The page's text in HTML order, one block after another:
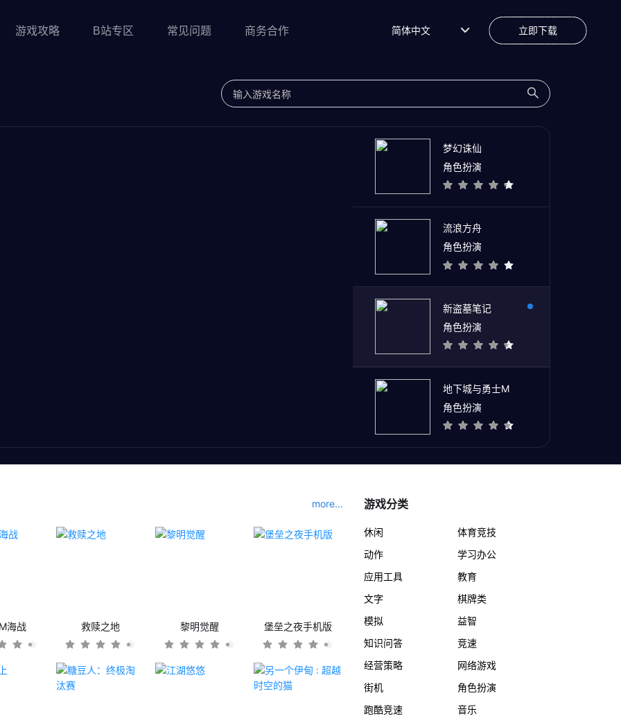
游戏攻略 B站专区 常见问题 商务合作 简体中文 立即下载
梦幻诛仙
角色扮演
流浪方舟
角色扮演
新盗墓笔记
角色扮演
地下城与勇士M
角色扮演
more...
海战 救赎之地 黎明觉醒 堡垒之夜手机版
游戏分类
休闲
体育竞技
动作
学习办公
应用工具
教育
文字
棋牌类
模拟
益智
知识问答
竞速
经营策略
网络游戏
街机
角色扮演
跑酷竞速
音乐